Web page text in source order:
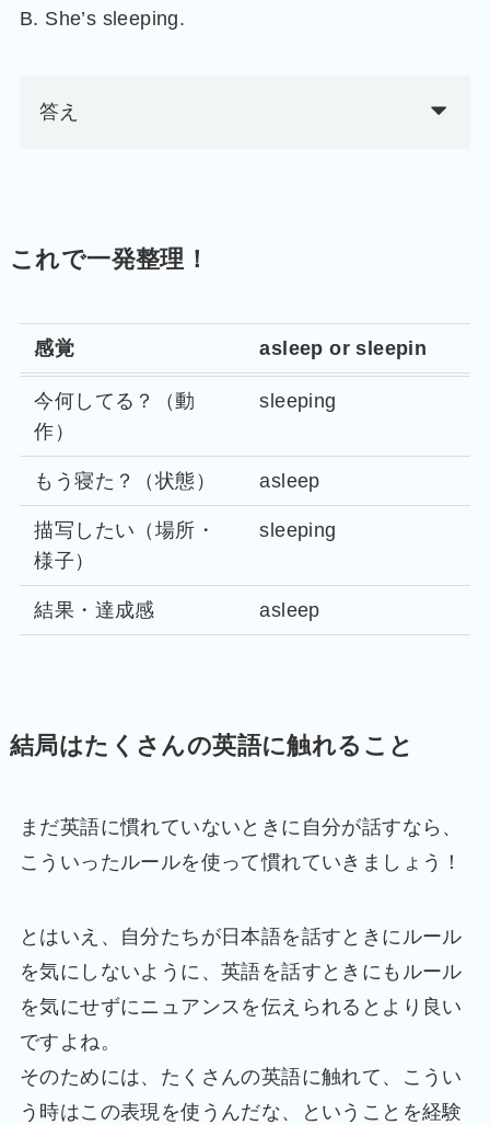
B. She’s sleeping.
答え
これで一発整理！
感覚 asleep or sleepin
今何してる？（動
作）
sleeping
もう寝た？（状態） asleep
描写したい（場所・
様子）
sleeping
結果・達成感 asleep
結局はたくさんの英語に触れること
まだ英語に慣れていないときに自分が話すなら、
こういったルールを使って慣れていきましょう！
とはいえ、自分たちが日本語を話すときにルール
を気にしないように、英語を話すときにもルール
を気にせずにニュアンスを伝えられるとより良い
ですよね。
そのためには、たくさんの英語に触れて、こうい
う時はこの表現を使うんだな、ということを経験